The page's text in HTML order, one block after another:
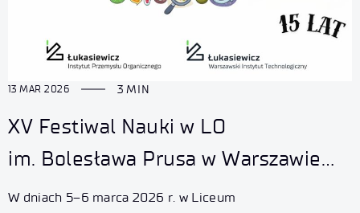
13 MAR 2026 3 MIN
XV Festiwal Nauki w LO
im. Bolesława Prusa w Warszawie
z udziałem ekspertów Sieci
W dniach 5–6 marca 2026 r. w Liceum